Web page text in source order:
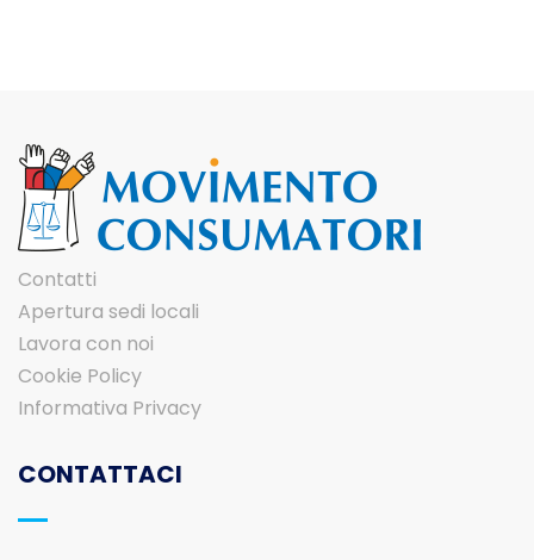
Contatti
Apertura sedi locali
Lavora con noi
Cookie Policy
Informativa Privacy
CONTATTACI